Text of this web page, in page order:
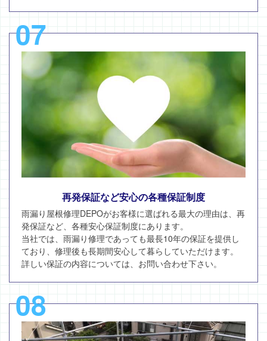
07
再発保証など安心の各種保証制度
雨漏り屋根修理DEPOがお客様に選ばれる最大の理由は、再
発保証など、各種安心保証制度にあります。
当社では、雨漏り修理であっても最長10年の保証を提供し
ており、修理後も長期間安心して暮らしていただけます。
詳しい保証の内容については、お問い合わせ下さい。
08